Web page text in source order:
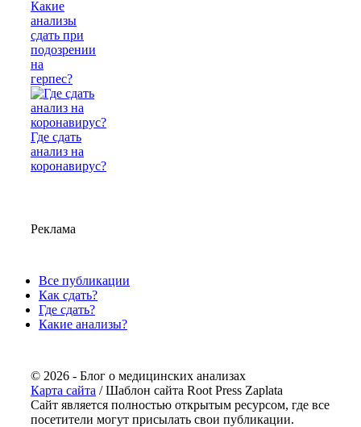
Какие
анализы
сдать при
подозрении
на
герпес?
Где сдать
анализ на
коронавирус?
Реклама
Все публикации
Как сдать?
Где сдать?
Какие анализы?
© 2026 - Блог о медицинских анализах
Карта сайта / Шаблон сайта Root Press Zaplata
Сайт является полностью открытым ресурсом, где все
посетители могут присылать свои публикации.